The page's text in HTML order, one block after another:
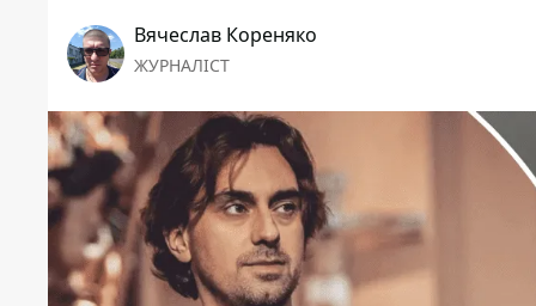
Вячеслав Кореняко
ЖУРНАЛІСТ